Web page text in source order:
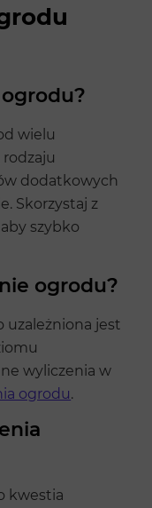
wielu
dodatkowych
Skorzystaj z
aby szybko
ogrodu?
uzależniona jest
wyliczenia w
ogrodu.
kwestia